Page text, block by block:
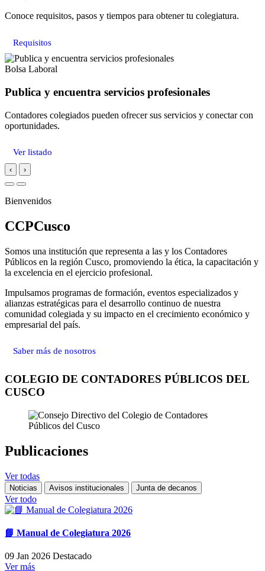
Conoce requisitos, pasos y tiempos para obtener tu colegiatura.
Requisitos
Bolsa Laboral
Publica y encuentra servicios profesionales
Contadores colegiados pueden ofrecer sus servicios y conectar con
oportunidades.
Ver listado
‹ ›
Bienvenidos
CCPCusco
Somos una institución que representa a las y los Contadores
Públicos en la región Cusco, promoviendo la ética, la capacitación y
la excelencia en el ejercicio profesional.
Impulsamos programas de formación, eventos especializados y
alianzas estratégicas para el desarrollo continuo de nuestra
comunidad colegiada y su impacto en el crecimiento económico y
empresarial del país.
Saber más de nosotros
COLEGIO DE CONTADORES PÚBLICOS DEL
CUSCO
Publicaciones
Ver todas
Noticias Avisos institucionales Junta de decanos
Ver todo
📘 Manual de Colegiatura 2026
09 Jan 2026 Destacado
Ver más